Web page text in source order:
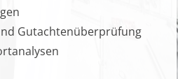
Gutachtenüberprüfung